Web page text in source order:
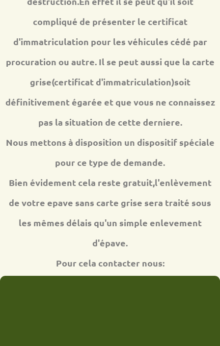
compliqué de présenter le certificat
d'immatriculation pour les véhicules cédé par
procuration ou autre. Il se peut aussi que la carte
grise(certificat d'immatriculation)soit
définitivement égarée et que vous ne connaissez
pas la situation de cette derniere.
Nous mettons à disposition un dispositif spéciale
pour ce type de demande.
Bien évidement cela reste gratuit,l'enlèvement
de votre epave sans carte grise sera traité sous
les mêmes délais qu'un simple enlevement
d'épave.
Pour cela contacter nous: